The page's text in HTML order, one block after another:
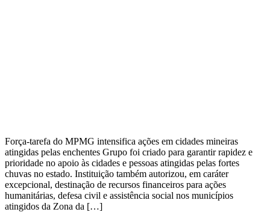
Força-tarefa do MPMG intensifica ações em cidades mineiras
atingidas pelas enchentes Grupo foi criado para garantir rapidez e
prioridade no apoio às cidades e pessoas atingidas pelas fortes
chuvas no estado. Instituição também autorizou, em caráter
excepcional, destinação de recursos financeiros para ações
humanitárias, defesa civil e assistência social nos municípios
atingidos da Zona da […]